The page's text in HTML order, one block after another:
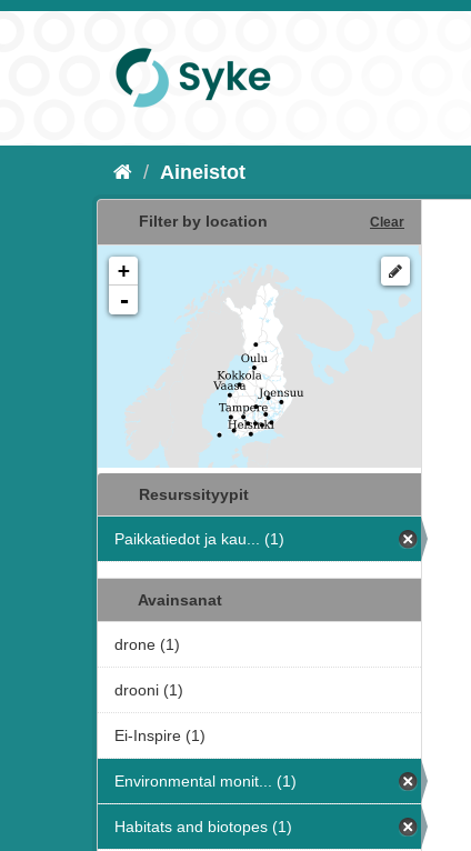
Aineistot
Filter by location Clear
+
-
Resurssityypit
Paikkatiedot ja kau... (1)
Avainsanat
drone (1)
drooni (1)
Ei-Inspire (1)
Environmental monit... (1)
Habitats and biotopes (1)